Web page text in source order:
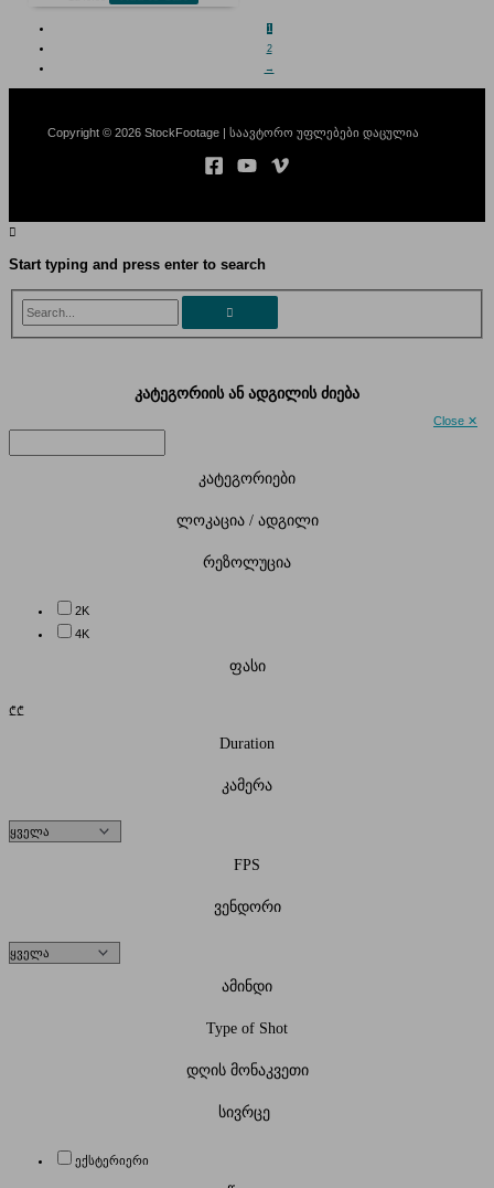
1
2
→
Copyright © 2026 StockFootage | საავტორო უფლებები დაცულია
Start typing and press enter to search
Search...
Close ✕
კატეგორიის ან ადგილის ძიება
კატეგორიები
ლოკაცია / ადგილი
რეზოლუცია
2K
4K
ფასი
₾₾
Duration
კამერა
FPS
ვენდორი
ამინდი
Type of Shot
დღის მონაკვეთი
სივრცე
ექსტერიერი